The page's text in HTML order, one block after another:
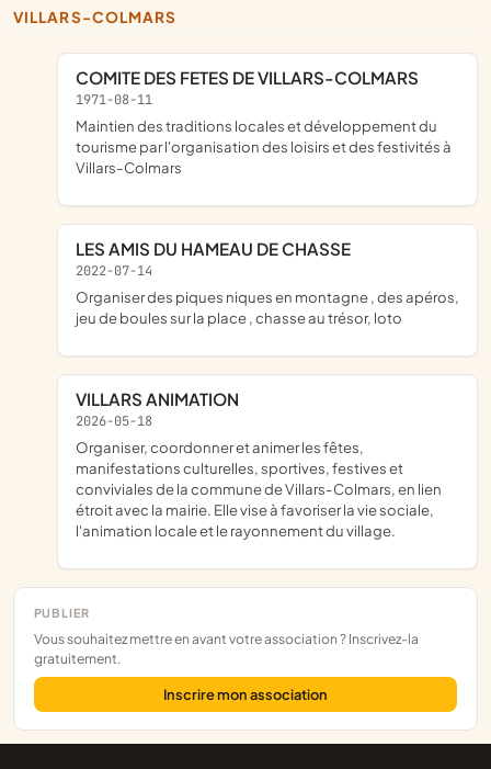
PUBLIER
Vous souhaitez mettre en avant votre association ? Inscrivez-la
gratuitement.
Inscrire mon association
VILLARS-COLMARS
COMITE DES FETES DE VILLARS-COLMARS
1971-08-11
maintien des traditions locales et développement du
tourisme par l'organisation des loisirs et des festivités à
Villars-Colmars
LES AMIS DU HAMEAU DE CHASSE
2022-07-14
organiser des piques niques en montagne , des apéros,
jeu de boules sur la place , chasse au trésor, loto
VILLARS ANIMATION
2026-05-18
organiser, coordonner et animer les fêtes,
manifestations culturelles, sportives, festives et
conviviales de la commune de Villars-Colmars, en lien
étroit avec la mairie. Elle vise à favoriser la vie sociale,
l'animation locale et le rayonnement du village.